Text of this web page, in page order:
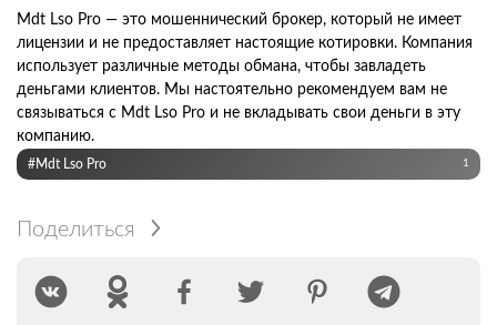
Mdt Lso Pro — это мошеннический брокер, который не имеет
лицензии и не предоставляет настоящие котировки. Компания
использует различные методы обмана, чтобы завладеть
деньгами клиентов. Мы настоятельно рекомендуем вам не
связываться с Mdt Lso Pro и не вкладывать свои деньги в эту
компанию.
#Mdt Lso Pro 1
Поделиться